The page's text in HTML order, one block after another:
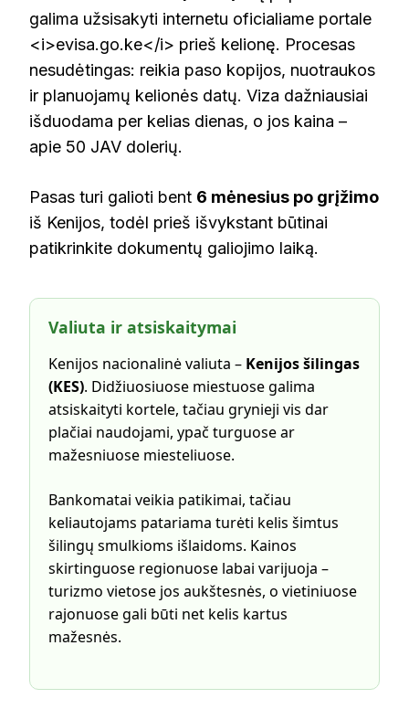
galima užsisakyti internetu oficialiame portale
<i>evisa.go.ke</i> prieš kelionę. Procesas
nesudėtingas: reikia paso kopijos, nuotraukos
ir planuojamų kelionės datų. Viza dažniausiai
išduodama per kelias dienas, o jos kaina –
apie 50 JAV dolerių.
Pasas turi galioti bent 6 mėnesius po grįžimo
iš Kenijos, todėl prieš išvykstant būtinai
patikrinkite dokumentų galiojimo laiką.
Valiuta ir atsiskaitymai
Kenijos nacionalinė valiuta – Kenijos šilingas
(KES). Didžiuosiuose miestuose galima
atsiskaityti kortele, tačiau grynieji vis dar
plačiai naudojami, ypač turguose ar
mažesniuose miesteliuose.
Bankomatai veikia patikimai, tačiau
keliautojams patariama turėti kelis šimtus
šilingų smulkioms išlaidoms. Kainos
skirtinguose regionuose labai varijuoja –
turizmo vietose jos aukštesnės, o vietiniuose
rajonuose gali būti net kelis kartus
mažesnės.